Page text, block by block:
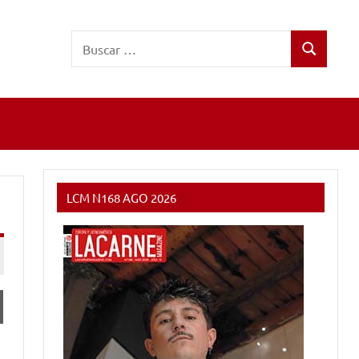
Buscar
LCM N168 AGO 2026